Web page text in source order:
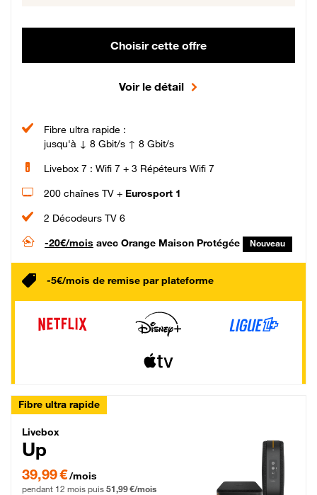
Choisir cette offre
Voir le détail
Fibre ultra rapide :
jusqu'à ↓ 8 Gbit/s ↑ 8 Gbit/s
Livebox 7 : Wifi 7 + 3 Répéteurs Wifi 7
200 chaînes TV + Eurosport 1
2 Décodeurs TV 6
-20€/mois avec Orange Maison Protégée Nouveau
-5€/mois de remise par plateforme
Fibre ultra rapide
Livebox Up Fibre
Livebox
Up
39,99 € par mois pendant 12 mois puis 51,99 € par mois, Engagement 12 mois
39,99 €/mois
pendant 12 mois puis 51,99 €/mois